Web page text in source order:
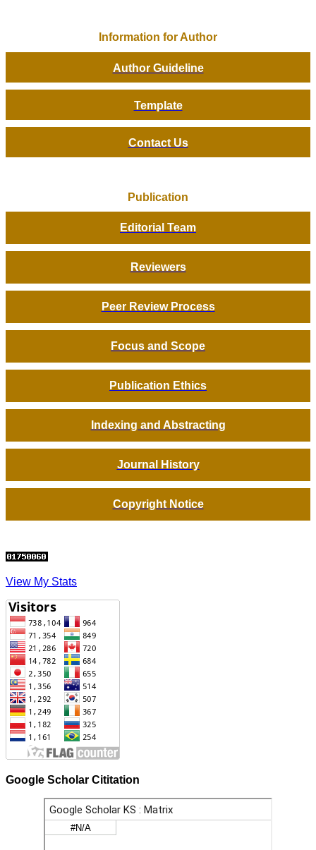
Information for Author
Author Guideline
Template
Contact Us
Publication
Editorial Team
Reviewers
Peer Review Process
Focus and Scope
Publication Ethics
Indexing and Abstracting
Journal History
Copyright Notice
View My Stats
Google Scholar Cititation